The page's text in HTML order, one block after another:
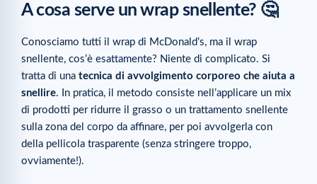
A cosa serve un wrap snellente? 🤔
Conosciamo tutti il wrap di McDonald’s, ma il wrap
snellente, cos’è esattamente? Niente di complicato. Si
tratta di una tecnica di avvolgimento corporeo che aiuta a
snellire. In pratica, il metodo consiste nell’applicare un mix
di prodotti per ridurre il grasso o un trattamento snellente
sulla zona del corpo da affinare, per poi avvolgerla con
della pellicola trasparente (senza stringere troppo,
ovviamente!).